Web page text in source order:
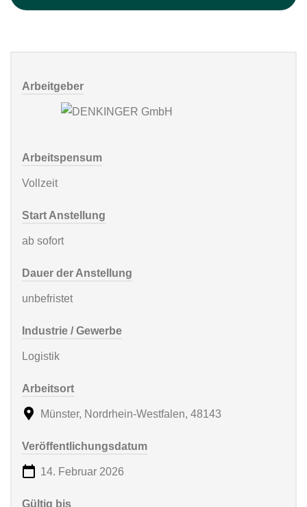
Arbeitgeber
Arbeitspensum
Vollzeit
Start Anstellung
ab sofort
Dauer der Anstellung
unbefristet
Industrie / Gewerbe
Logistik
Arbeitsort
Münster, Nordrhein-Westfalen, 48143
Veröffentlichungsdatum
14. Februar 2026
Gültig bis